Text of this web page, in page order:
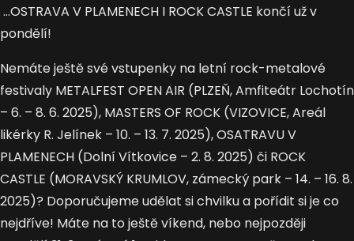
...OSTRAVA V PLAMENECH I ROCK CASTLE končí už v
pondělí!
Nemáte ještě své vstupenky na letní rock-metalové
festivaly METALFEST OPEN AIR (PLZEŇ, Amfiteátr Lochotín
– 6. – 8. 6. 2025), MASTERS OF ROCK (VIZOVICE, Areál
likérky R. Jelínek – 10. – 13. 7. 2025), OSATRAVU V
PLAMENECH (Dolní Vítkovice – 2. 8. 2025) či ROCK
CASTLE (MORAVSKÝ KRUMLOV, zámecký park – 14. – 16. 8.
2025)? Doporučujeme udělat si chvilku a pořídit si je co
nejdříve! Máte na to ještě víkend, nebo nejpozději